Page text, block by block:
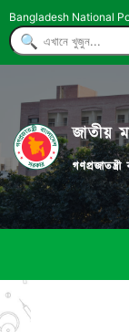
Bangladesh National
জাতীয়